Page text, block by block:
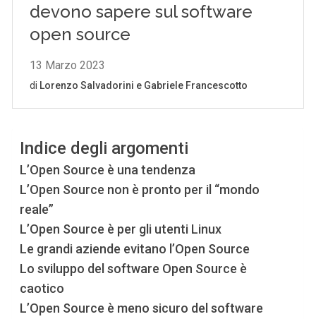
Indice degli argomenti
L’Open Source è una tendenza
L’Open Source non è pronto per il “mondo
reale”
L’Open Source è per gli utenti Linux
Le grandi aziende evitano l’Open Source
Lo sviluppo del software Open Source è
caotico
L’Open Source è meno sicuro del software